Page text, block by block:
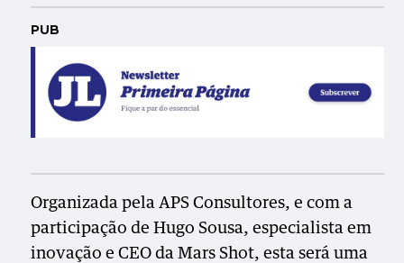
PUB
Organizada pela APS Consultores, e com a
participação de Hugo Sousa, especialista em
inovação e CEO da Mars Shot, esta será uma